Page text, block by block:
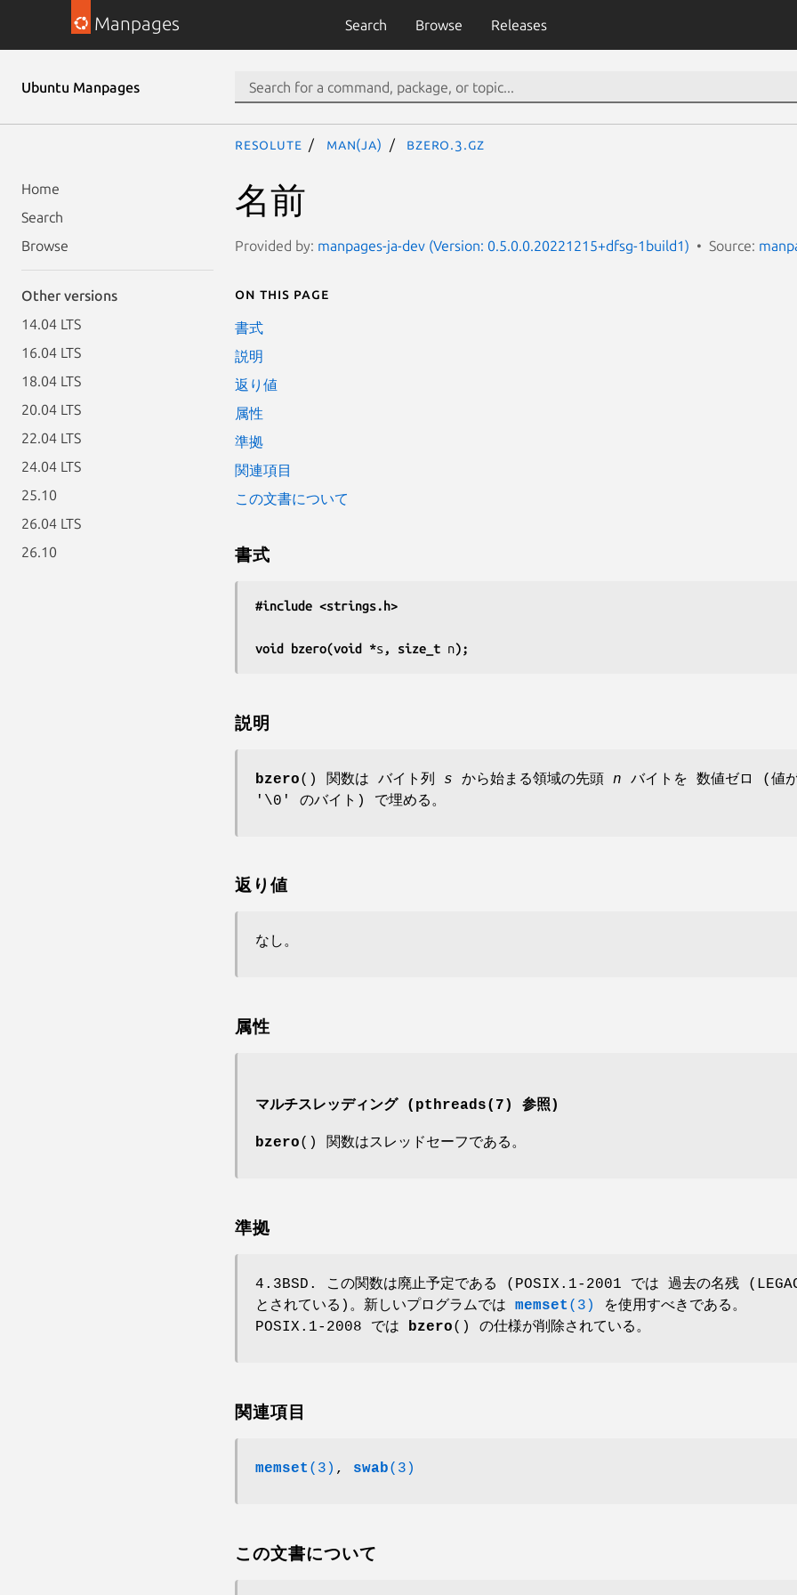
Manpages Search Browse Releases
Ubuntu Manpages
Home
Search
Browse
Other versions
14.04 LTS
16.04 LTS
18.04 LTS
20.04 LTS
22.04 LTS
24.04 LTS
25.10
26.04 LTS
26.10
resolute man(ja) bzero.3.gz
名前
Provided by: manpages-ja-dev (Version: 0.5.0.0.20221215+dfsg-1build1) Source:
On this page
書式
説明
返り値
属性
準拠
関連項目
この文書について
書式
#include <strings.h>
void bzero(void *s, size_t n);
説明
bzero() 関数は バイト列 s から始まる領域の先頭 n バイトを 数値ゼロ (値
'\0' のバイト) で埋める。
返り値
なし。
属性
マルチスレッディング ( pthreads(7) 参照)
bzero() 関数はスレッドセーフである。
準拠
4.3BSD. この関数は廃止予定である (POSIX.1-2001 では 過去の名残
とされている)。新しいプログラムでは memset (3)
を使用すべきである。
POSIX.1-2008 では bzero() の仕様が削除されている。
関連項目
memset (3) , swab(3)
この文書について